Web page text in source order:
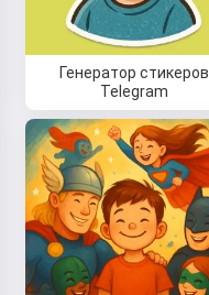
Генератор стикеров
Telegram